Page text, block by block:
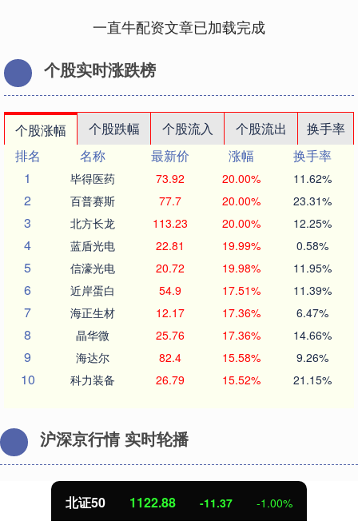
一直牛配资文章已加载完成
个股实时涨跌榜
个股涨幅 个股跌幅 个股流入 个股流出
换手率
排名
名称 最新价 涨幅
换手率
1
毕得医药 73.92 20.00% 11.62%
2 百普赛斯 77.7 20.00% 23.31%
3 北方长龙 113.23 20.00% 12.25%
4 蓝盾光电 22.81 19.99% 0.58%
5 信濠光电 20.72 19.98% 11.95%
6 近岸蛋白 54.9 17.51% 11.39%
7 海正生材 12.17 17.36% 6.47%
8 晶华微 25.76 17.36% 14.66%
9 海达尔 82.4 15.58% 9.26%
10 科力装备 26.79 15.52% 21.15%
沪深京行情 实时轮播
北证50 1122.88 -11.37 -1.00%